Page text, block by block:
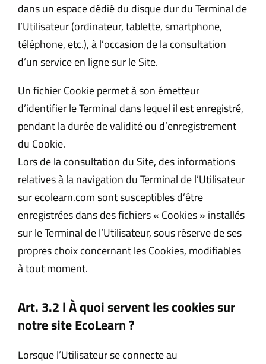
dans un espace dédié du disque dur du Terminal de
l’Utilisateur (ordinateur, tablette, smartphone,
téléphone, etc.), à l’occasion de la consultation
d’un service en ligne sur le Site.
Un fichier Cookie permet à son émetteur
d’identifier le Terminal dans lequel il est enregistré,
pendant la durée de validité ou d’enregistrement
du Cookie.
Lors de la consultation du Site, des informations
relatives à la navigation du Terminal de l’Utilisateur
sur ecolearn.com sont susceptibles d’être
enregistrées dans des fichiers « Cookies » installés
sur le Terminal de l’Utilisateur, sous réserve de ses
propres choix concernant les Cookies, modifiables
à tout moment.
Art. 3.2 l À quoi servent les cookies sur
notre siteEcoLearn?
Lorsque l’Utilisateur se connecte au